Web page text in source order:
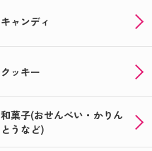
キャンディ
クッキー
和菓子(おせんべい・かりん
とうなど)